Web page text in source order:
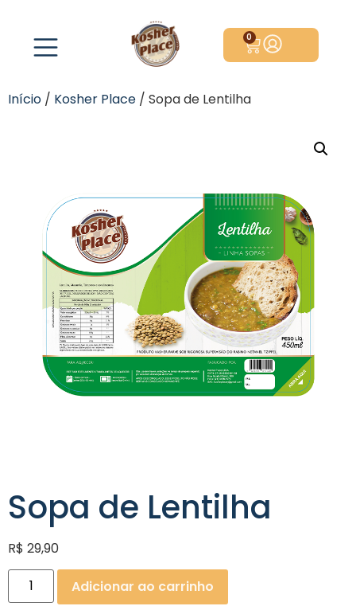
0
Início / Kosher Place / Sopa de Lentilha
Sopa de Lentilha
R$ 29,90
Adicionar ao carrinho